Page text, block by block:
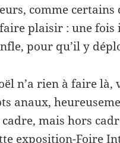
comme certains
plaisir : une
pour qu’il y
n’a rien à faire là,
anaux,
mais hors
exposition-Foire